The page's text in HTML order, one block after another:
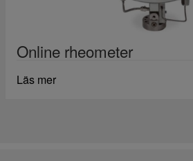
Online rheometer
Läs mer